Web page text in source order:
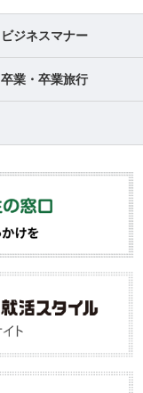
ビジネスマナー
卒業・卒業旅行